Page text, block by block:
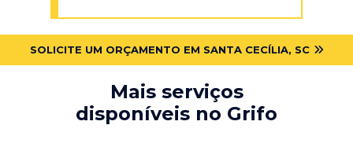
SOLICITE UM ORÇAMENTO EM SANTA CECÍLIA, SC
Mais serviços
disponíveis no Grifo